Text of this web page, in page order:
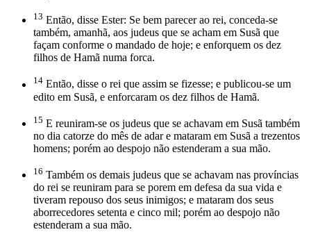
13 Então, disse Ester: Se bem parecer ao rei, conceda-se
também, amanhã, aos judeus que se acham em Susã que
façam conforme o mandado de hoje; e enforquem os dez
filhos de Hamã numa forca.
14 Então, disse o rei que assim se fizesse; e publicou-se um
edito em Susã, e enforcaram os dez filhos de Hamã.
15 E reuniram-se os judeus que se achavam em Susã também
no dia catorze do mês de adar e mataram em Susã a trezentos
homens; porém ao despojo não estenderam a sua mão.
16 Também os demais judeus que se achavam nas províncias
do rei se reuniram para se porem em defesa da sua vida e
tiveram repouso dos seus inimigos; e mataram dos seus
aborrecedores setenta e cinco mil; porém ao despojo não
estenderam a sua mão.